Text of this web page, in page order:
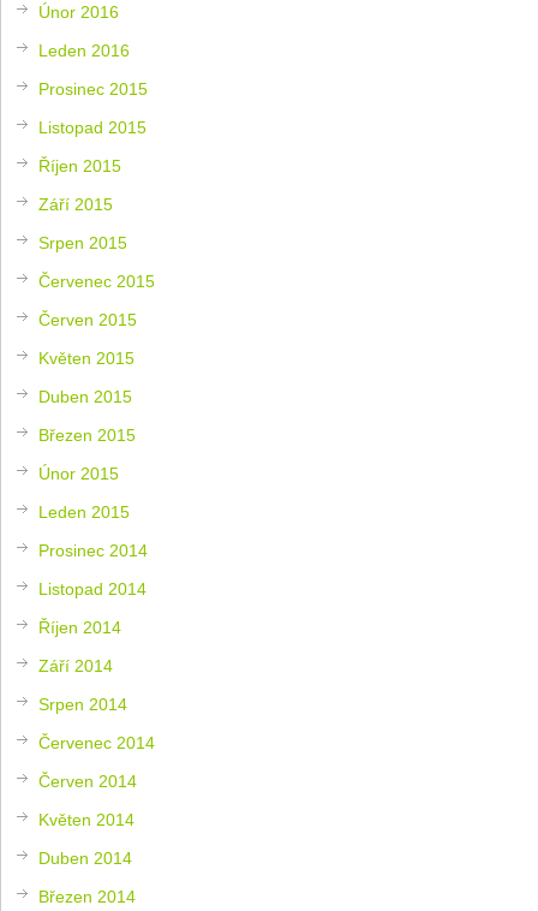
Únor 2016
Leden 2016
Prosinec 2015
Listopad 2015
Říjen 2015
Září 2015
Srpen 2015
Červenec 2015
Červen 2015
Květen 2015
Duben 2015
Březen 2015
Únor 2015
Leden 2015
Prosinec 2014
Listopad 2014
Říjen 2014
Září 2014
Srpen 2014
Červenec 2014
Červen 2014
Květen 2014
Duben 2014
Březen 2014